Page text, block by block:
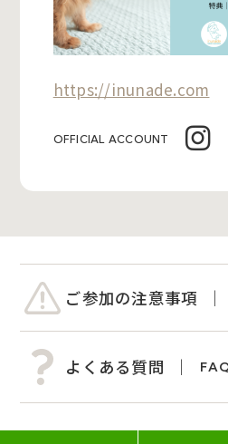
https://inunade.com
OFFICIAL ACCOUNT
ご参加の注意事項
よくある質問